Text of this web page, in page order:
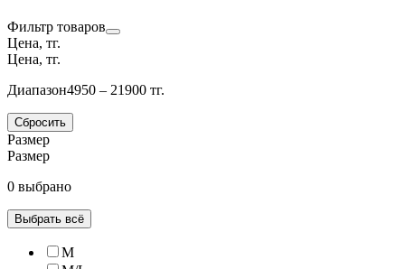
Фильтр товаров
Цена, тг.
Цена, тг.
Диапазон4950 – 21900 тг.
Сбросить
Размер
Размер
0 выбрано
Выбрать всё
M